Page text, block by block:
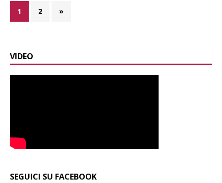
1 2 »
VIDEO
SEGUICI SU FACEBOOK